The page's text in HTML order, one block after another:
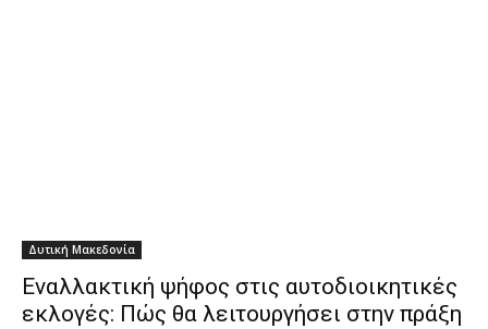
Δυτική Μακεδονία
Εναλλακτική ψήφος στις αυτοδιοικητικές
εκλογές: Πώς θα λειτουργήσει στην πράξη